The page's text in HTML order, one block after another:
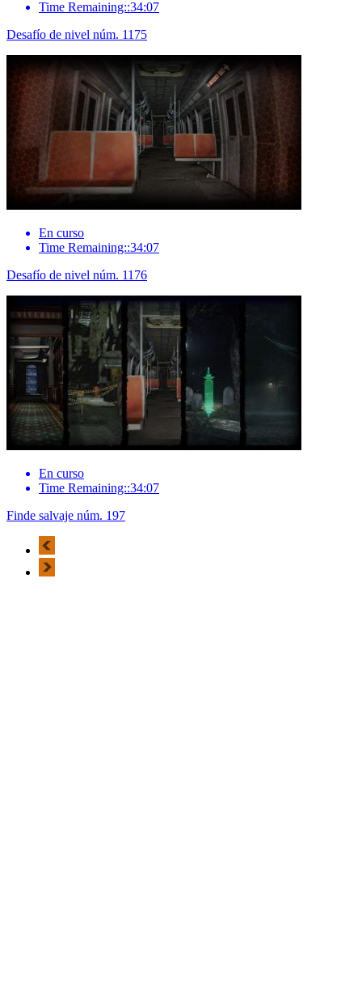
Time Remaining::34:07
Desafío de nivel núm. 1175
En curso
Time Remaining::34:07
Desafío de nivel núm. 1176
En curso
Time Remaining::34:07
Finde salvaje núm. 197